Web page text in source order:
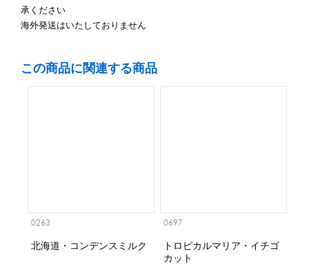
承ください
海外発送はいたしておりません
この商品に関連する商品
0263
北海道・コンデンスミルク
0697
トロピカルマリア・イチゴ
カット